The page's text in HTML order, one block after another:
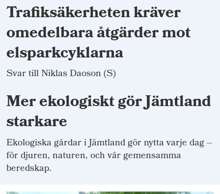
Trafiksäkerheten kräver
omedelbara åtgärder mot
elsparkcyklarna
Svar till Niklas Daoson (S)
Mer ekologiskt gör Jämtland
starkare
Ekologiska gårdar i Jämtland gör nytta varje dag –
för djuren, naturen, och vår gemensamma
beredskap.